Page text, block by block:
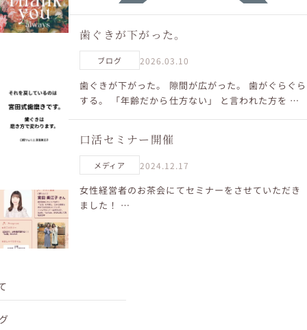
Spotifyポッドキャスト 口腔ソムリエの「お口の常
歯ぐきが下がった。
ブログ 2026.03.10
歯ぐきが下がった。 隙間が広がった。 歯がぐらぐら
する。 「年齢だから仕方ない」 と言われた方を た
き...
口活セミナー開催
メディア 2024.12.17
女性経営者のお茶会にてセミナーをさせていただき
ました！